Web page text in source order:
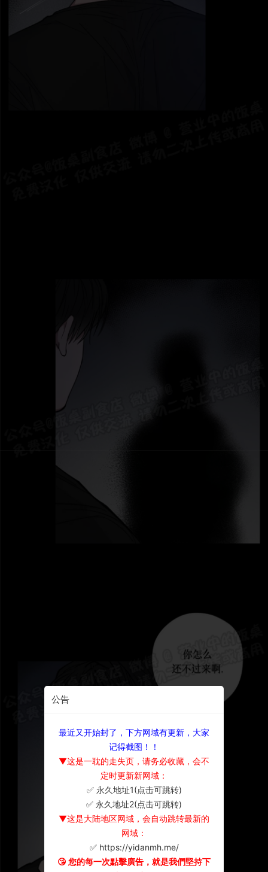
公告
最近又开始封了，下方网域有更新，大家
记得截图！！
▼这是一耽的走失页，请务必收藏，会不
定时更新新网域：
✅ 永久地址1(点击可跳转)
✅ 永久地址2(点击可跳转)
▼这是大陆地区网域，会自动跳转最新的
网域：
✅ https://yidanmh.me/
😘 您的每一次點擊廣告，就是我們堅持下